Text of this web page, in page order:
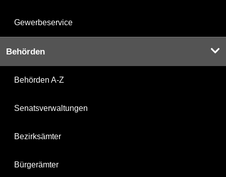
Gewerbeservice
Behörden
Behörden A-Z
Senatsverwaltungen
Bezirksämter
Bürgerämter